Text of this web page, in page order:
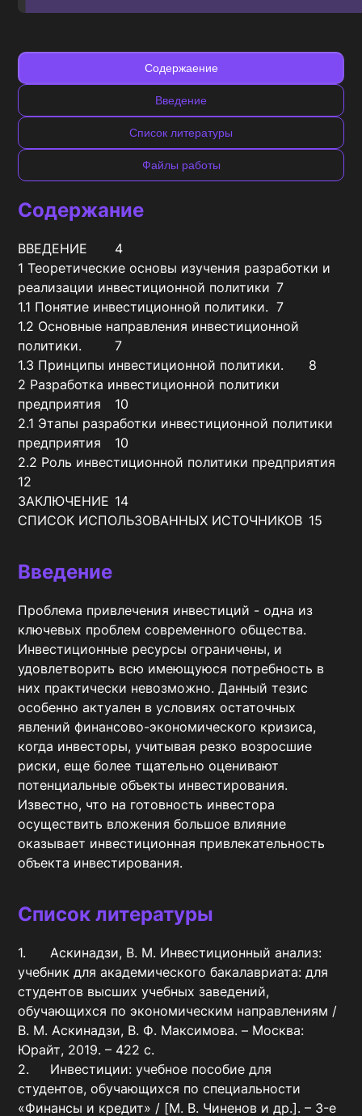
Содержаение
Введение
Список литературы
Файлы работы
Содержание
ВВЕДЕНИЕ	4
1 Теоретические основы изучения разработки и
реализации инвестиционной политики	7
1.1 Понятие инвестиционной политики.	7
1.2 Основные направления инвестиционной
политики.	7
1.3 Принципы инвестиционной политики.	8
2 Разработка инвестиционной политики
предприятия	10
2.1 Этапы разработки инвестиционной политики
предприятия	10
2.2 Роль инвестиционной политики предприятия
12
ЗАКЛЮЧЕНИЕ	14
СПИСОК ИСПОЛЬЗОВАННЫХ ИСТОЧНИКОВ	15
Введение
Проблема привлечения инвестиций - одна из
ключевых проблем современного общества.
Инвестиционные ресурсы ограничены, и
удовлетворить всю имеющуюся потребность в
них практически невозможно. Данный тезис
особенно актуален в условиях остаточных
явлений финансово-экономического кризиса,
когда инвесторы, учитывая резко возросшие
риски, еще более тщательно оценивают
потенциальные объекты инвестирования.
Известно, что на готовность инвестора
осуществить вложения большое влияние
оказывает инвестиционная привлекательность
объекта инвестирования.
Список литературы
1.	Аскинадзи, В. М. Инвестиционный анализ:
учебник для академического бакалавриата: для
студентов высших учебных заведений,
обучающихся по экономическим направлениям /
В. М. Аскинадзи, В. Ф. Максимова. – Москва:
Юрайт, 2019. – 422 с.
2.	Инвестиции: учебное пособие для
студентов, обучающихся по специальности
«Финансы и кредит» / [М. В. Чиненов и др.]. – 3-е